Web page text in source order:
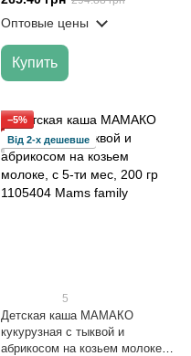
Оптовые цены
Купить
−5%
Від 2-х дешевше
5
Детская каша МАМАКО
кукурузная с тыквой и
абрикосом на козьем молоке, с